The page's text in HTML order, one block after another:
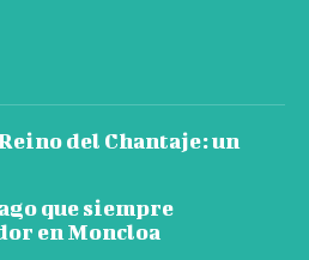
del Chantaje: un
que siempre
en Moncloa